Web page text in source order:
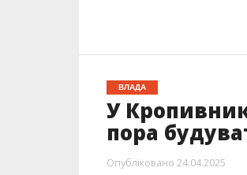
ВЛАДА
У
пора
Опубліковано 24.04.2025